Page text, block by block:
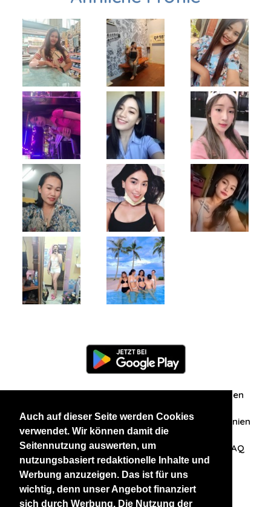
Auch auf dieser Seite werden Cookies
verwendet. Wir können damit die
Seitennutzung auswerten, um
nutzungsbasiert redaktionelle Inhalte und
Werbung anzuzeigen. Das ist für uns
wichtig, denn unser Angebot finanziert
sich durch Werbung. Die Nutzung der
Zuschriften/Erfahrungen
Datenschutzerklärung AGB Datenschutzrichtlinien
Nehmen Sie Kontakt mit uns auf FAQ
Unsere anderen Websites